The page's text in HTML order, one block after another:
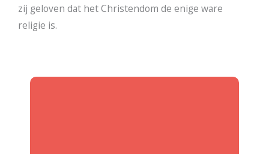
zij geloven dat het Christendom de enige ware
religie is.